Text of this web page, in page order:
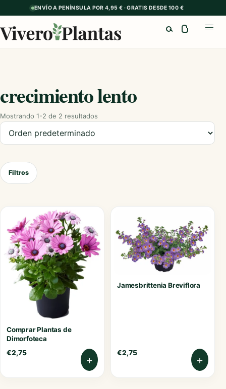
ENVÍO A PENÍNSULA POR 4,95 € · GRATIS DESDE 100 €
crecimiento lento
Mostrando 1-2 de 2 resultados
Ordenar productos
Filtros
Comprar Plantas de
Dimorfoteca
€2,75
+
Jamesbrittenia Breviflora
€2,75
+